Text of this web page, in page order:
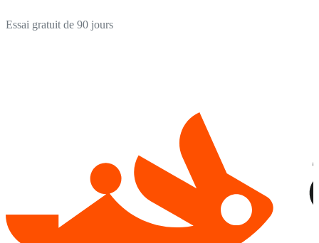
Essai gratuit de 90 jours